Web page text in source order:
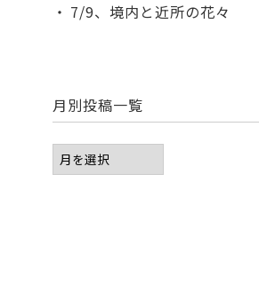
7/9、境内と近所の花々
月別投稿一覧